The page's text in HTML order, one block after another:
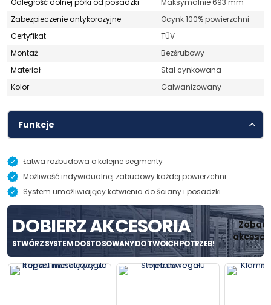
Odległość dolnej półki od posadzki
Maksymalnie 693 mm
Zabezpieczenie antykorozyjne
Ocynk 100% powierzchni
Certyfikat
TÜV
Montaż
Bezśrubowy
Materiał
Stal cynkowana
Kolor
Galwanizowany
Funkcje
Łatwa rozbudowa o kolejne segmenty
Możliwość indywidualnej zabudowy każdej powierzchni
System umożliwiający kotwienia do ściany i posadzki
DOBIERZAKCESORIA
STWÓRZSYSTEMDOSTOSOWANYDOTWOICHPOTRZEB!